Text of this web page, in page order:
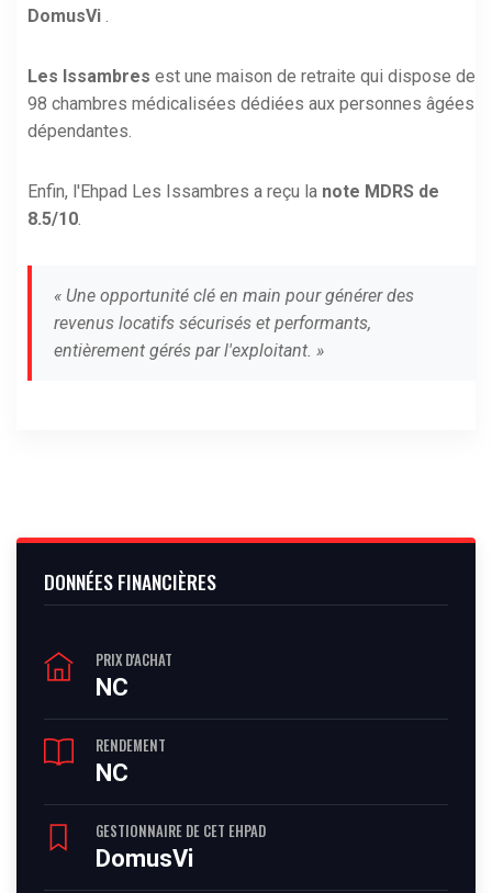
DomusVi .
Les Issambres est une maison de retraite qui dispose de
98 chambres médicalisées dédiées aux personnes âgées
dépendantes.
Enfin, l'Ehpad Les Issambres a reçu la note MDRS de
8.5/10.
« Une opportunité clé en main pour générer des
revenus locatifs sécurisés et performants,
entièrement gérés par l'exploitant. »
DONNÉES FINANCIÈRES
PRIX D'ACHAT
NC
RENDEMENT
NC
GESTIONNAIRE DE CET EHPAD
DomusVi